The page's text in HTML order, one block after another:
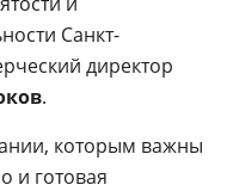
Санкт-
директор
.
которым важны
и готовая